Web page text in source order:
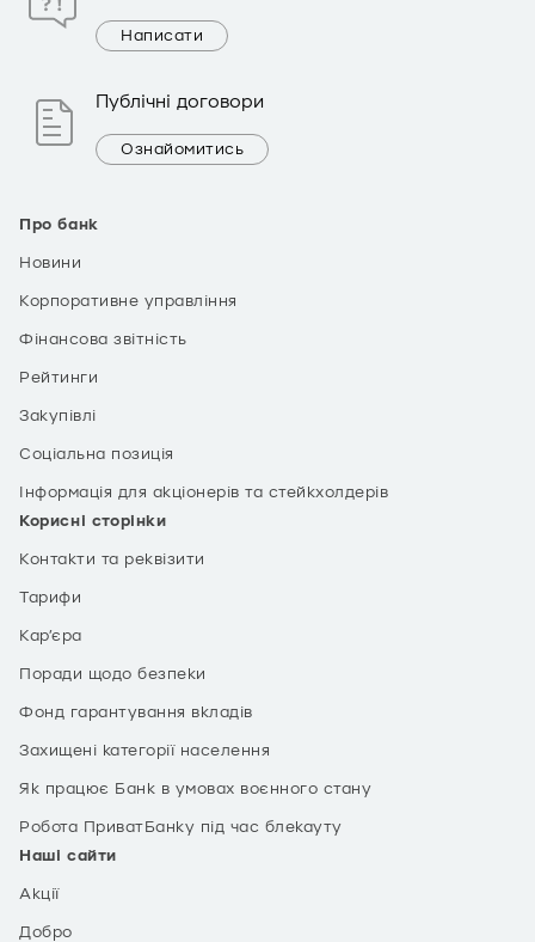
Про банк
Новини
Корпоративне управління
Фінансова звітність
Рейтинги
Закупівлі
Соціальна позиція
Інформація для акціонерів та стейкхолдерів
Корисні сторінки
Контакти та реквізити
Тарифи
Кар’єра
Поради щодо безпеки
Фонд гарантування вкладів
Захищені категорії населення
Як працює Банк в умовах воєнного стану
Робота ПриватБанку під час блекауту
Наші сайти
Акції
Добро
Написати
Публічні договори
Ознайомитись